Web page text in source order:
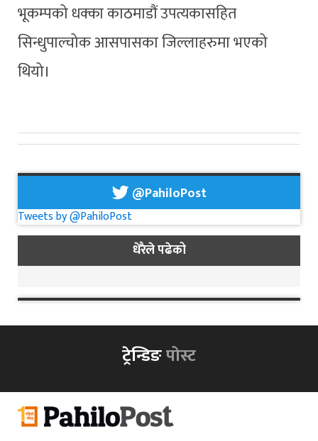
भूकम्पको धक्का काठमाडौं उपत्यकासहित
सिन्धुपाल्चोक आसपासका जिल्लाहरुमा भएको
थियो।
@PahiloPost
Tweets by @PahiloPost
धेरैले पढेको
ट्रेन्डिङपोस्ट